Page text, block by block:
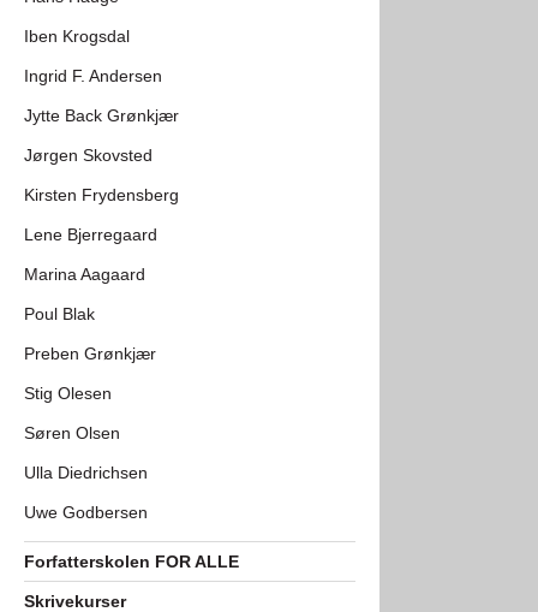
Iben Krogsdal
Ingrid F. Andersen
Jytte Back Grønkjær
Jørgen Skovsted
Kirsten Frydensberg
Lene Bjerregaard
Marina Aagaard
Poul Blak
Preben Grønkjær
Stig Olesen
Søren Olsen
Ulla Diedrichsen
Uwe Godbersen
Forfatterskolen FOR ALLE
Skrivekurser